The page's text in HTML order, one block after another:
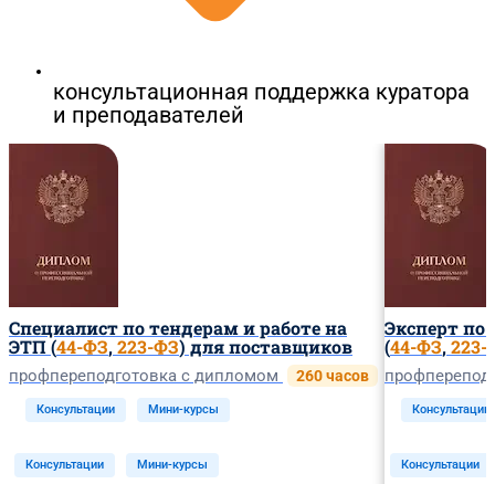
консультационная поддержка куратора
и преподавателей
Специалист по тендерам и работе на
ЭТП (44-ФЗ,223-ФЗ) для поставщиков
профпереподготовка с дипломом 260 часов
Консультации Мини-курсы
Консультации Мини-курсы
Эксперт по
(44-ФЗ,223-
Консультации
Консультации